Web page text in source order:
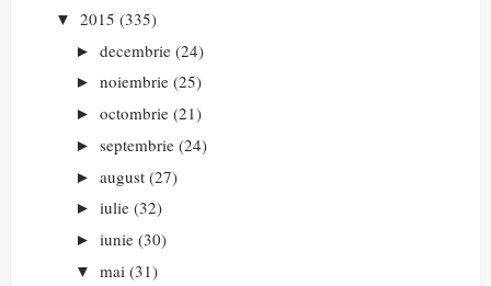
▼ 2015 (335)
► decembrie (24)
► noiembrie (25)
► octombrie (21)
► septembrie (24)
► august (27)
► iulie (32)
► iunie (30)
▼ mai (31)